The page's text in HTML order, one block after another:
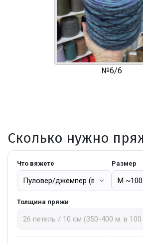
№6/6
Сколько нужно
Что вяжете Размер
Толщина пряжи